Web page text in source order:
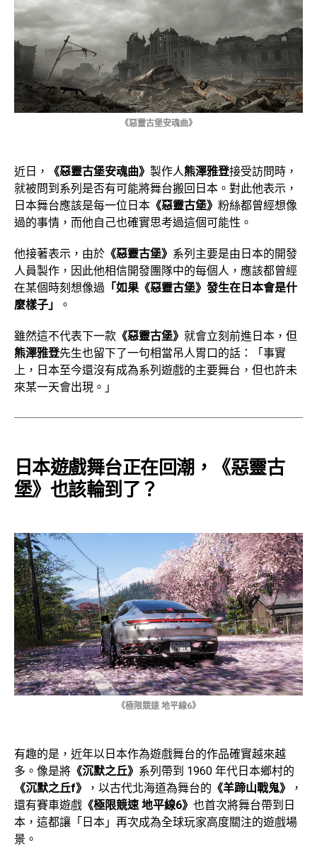
《惡靈古堡安魂曲》
近日， 《惡靈古堡安魂曲》 製作人熊澤雅登接受訪問時，
就被問到系列是否有可能將舞台搬回日本。對此他表示，
日本舞台應該是每一位日本 《惡靈古堡》 粉絲都曾經想像
過的事情，而他自己也確實思考過這個可能性。
他接著表示，由於 《惡靈古堡》 系列主要是由日本的開發
人員製作，因此他相信開發團隊中的每個人，應該都曾經
在某個時刻想像過 「如果《惡靈古堡》發生在日本會是什
麼樣子」
。
雖然這不代表下一款 《惡靈古堡》 就會立刻前進日本，但
熊澤雅登先生也留下了一句相當吊人胃口的話：「事實
上，日本至今還沒有成為系列遊戲的主要舞台，但也許未
來某一天會出現。」
日本遊戲舞台正在回潮，《惡靈古
堡》也該輪到了？
《極限競速 地平線6》
有趣的是，近年以日本作為遊戲舞台的作品確實越來越
多。像是將 《沉默之丘》 系列帶到 1960 年代日本鄉村的
《沉默之丘f》
，以古代北海道為舞台的 《羊蹄山戰鬼》
，
還有賽車遊戲 《極限競速 地平線6》 也首次將舞台帶到日
本，這都讓「日本」再次成為全球玩家高度關注的遊戲場
景。